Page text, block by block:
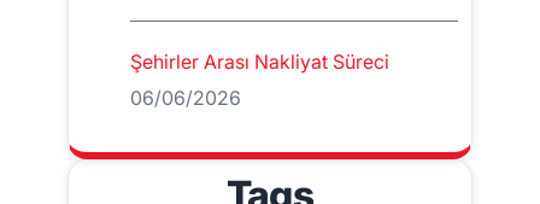
Şehirler Arası Nakliyat Süreci
06/06/2026